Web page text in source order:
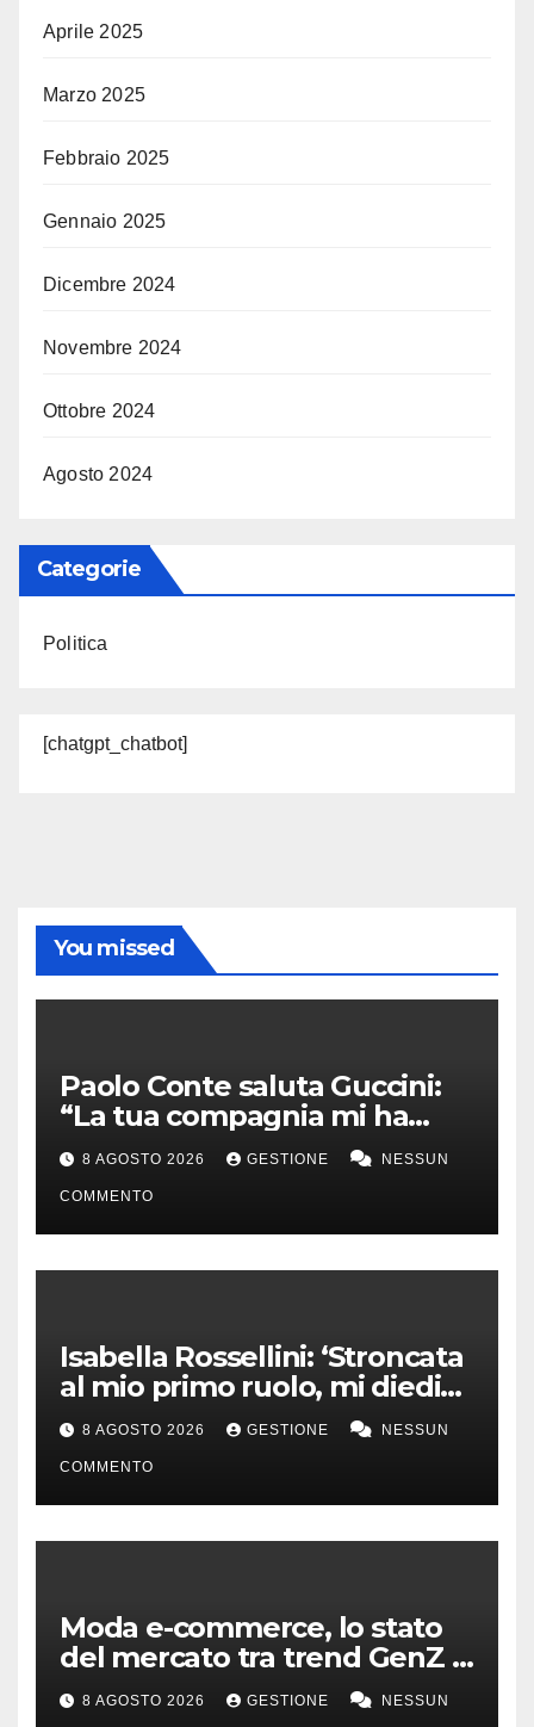
Aprile 2025
Marzo 2025
Febbraio 2025
Gennaio 2025
Dicembre 2024
Novembre 2024
Ottobre 2024
Agosto 2024
Categorie
Politica
[chatgpt_chatbot]
You missed
Paolo Conte saluta Guccini:
“La tua compagnia mi ha
sempre divertito”
8 AGOSTO 2026 GESTIONE NESSUN
COMMENTO
Isabella Rossellini: ‘Stroncata
al mio primo ruolo, mi diedi
alla moda’
8 AGOSTO 2026 GESTIONE NESSUN
COMMENTO
Moda e-commerce, lo stato
del mercato tra trend GenZ e
second hand
8 AGOSTO 2026 GESTIONE NESSUN